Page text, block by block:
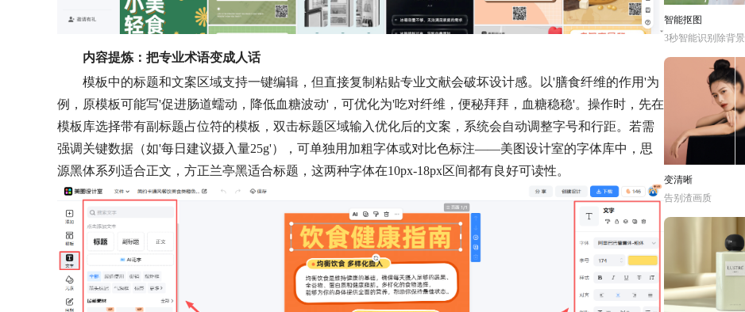
内容提炼：把专业术语变成人话
模板中的标题和文案区域支持一键编辑，但直接复制粘贴专业文献会破坏设计感。以'膳食纤维的作用'为
例，原模板可能写'促进肠道蠕动，降低血糖波动'，可优化为'吃对纤维，便秘拜拜，血糖稳稳'。操作时，先在
模板库选择带有副标题占位符的模板，双击标题区域输入优化后的文案，系统会自动调整字号和行距。若需
强调关键数据（如'每日建议摄入量25g'），可单独用加粗字体或对比色标注——美图设计室的字体库中，思
源黑体系列适合正文，方正兰亭黑适合标题，这两种字体在10px-18px区间都有良好可读性。
智能抠图
3秒智能识别除背景
变清晰
告别渣画质